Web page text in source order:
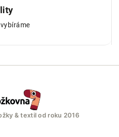
& textil od roku 2016